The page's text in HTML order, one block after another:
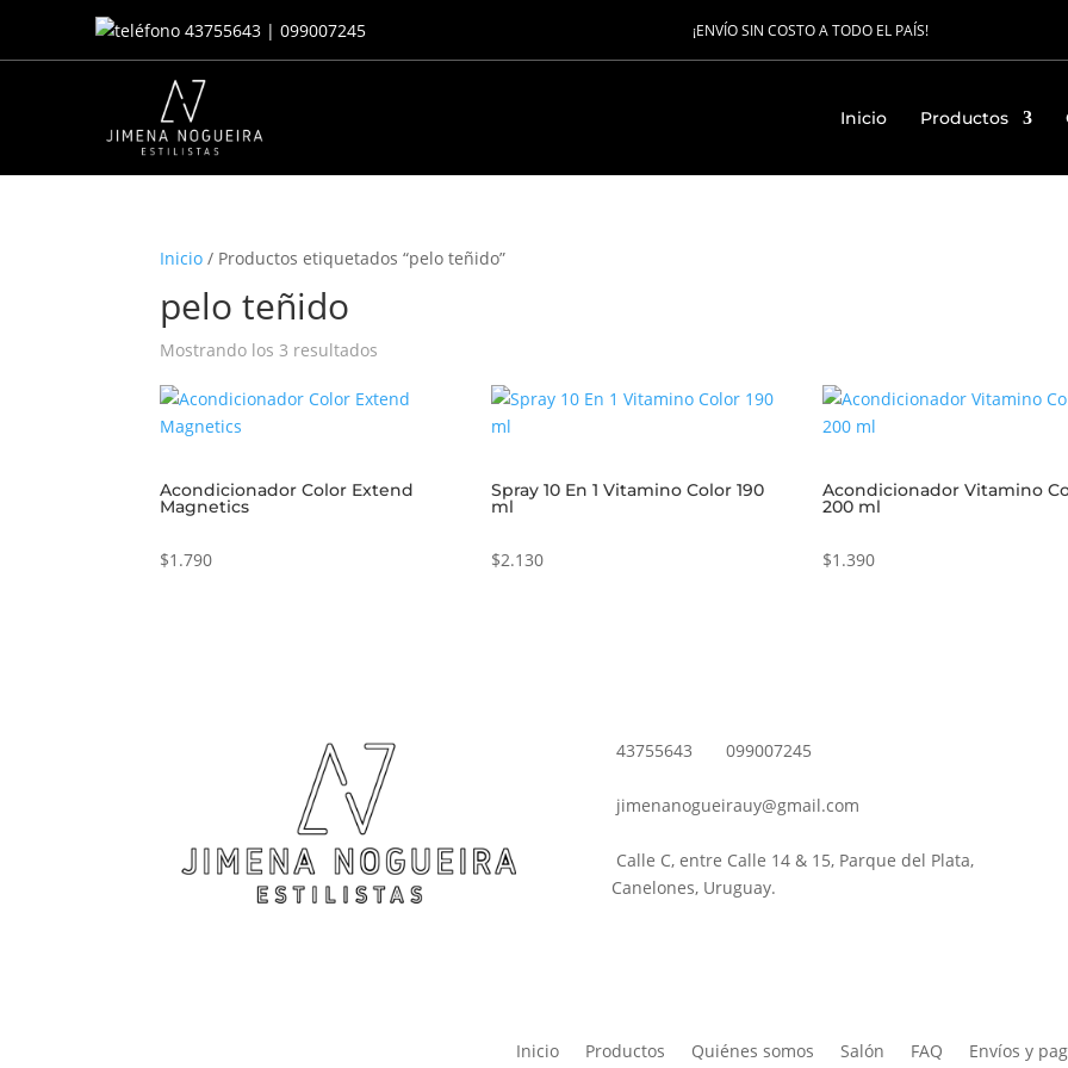
43755643 | 099007245 ¡ENVÍO SIN COSTO A TODO EL PAÍS!
Inicio Productos
Inicio / Productos etiquetados “pelo teñido”
pelo teñido
Mostrando los 3 resultados
los
Acondicionador Color Extend
Magnetics
$1.790
Spray 10 En 1 Vitamino Color 190
ml
$2.130
Acondicionador Vitamino
200 ml
$1.390
43755643 099007245
jimenanogueirauy@gmail.com
Calle C, entre Calle 14 & 15, Parque del Plata,
Canelones, Uruguay.
Inicio Productos Quiénes somos Salón FAQ Envíos y